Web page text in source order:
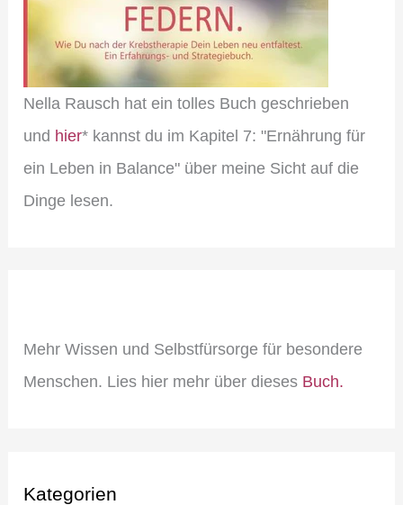
Nella Rausch hat ein tolles Buch geschrieben
und hier* kannst du im Kapitel 7: "Ernährung für
ein Leben in Balance" über meine Sicht auf die
Dinge lesen.
Mehr Wissen und Selbstfürsorge für besondere
Menschen. Lies hier mehr über dieses Buch.
Kategorien